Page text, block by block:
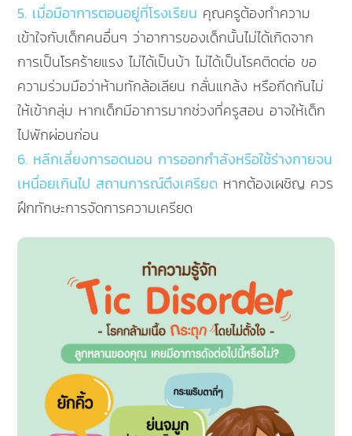
5. เมื่อมีอาการตอนอยู่ที่โรงเรียน คุณครูต้องทำความ
เข้าใจกับเด็กคนอื่นๆ ว่าอาการของเด็กนั้นไม่ได้เกิดจาก
การเป็นโรคร้ายแรง ไม่ได้เป็นบ้า ไม่ได้เป็นโรคติดต่อ ขอ
ความร่วมมือว่าห้ามทักล้อเลียน กลั่นแกล้ง หรือกีดกันไม่
ให้เข้ากลุ่ม หากเด็กมีอาการมากช่วงที่ครูสอน อาจให้เด็ก
ไปพักผ่อนก่อน
6. หลีกเลี่ยงการอดนอน การออกกำลังหรือใช้ร่างกายจน
เหนื่อยเกินไป สถานการณ์ตึงเครียด หากต้องเผชิญ ควร
ฝึกทักษะการจัดการความเครียด